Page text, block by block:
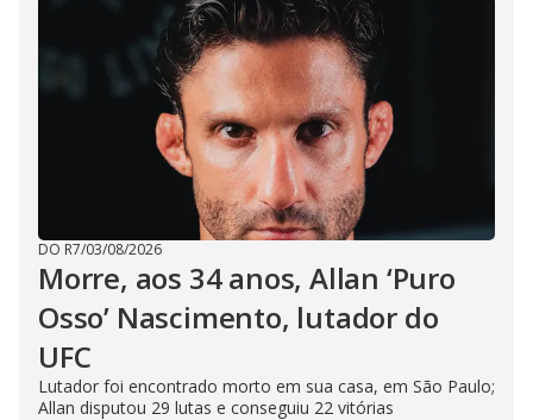
DO R7/03/08/2026
Morre, aos 34 anos, Allan ‘Puro
Osso’ Nascimento, lutador do
UFC
Lutador foi encontrado morto em sua casa, em São Paulo;
Allan disputou 29 lutas e conseguiu 22 vitórias